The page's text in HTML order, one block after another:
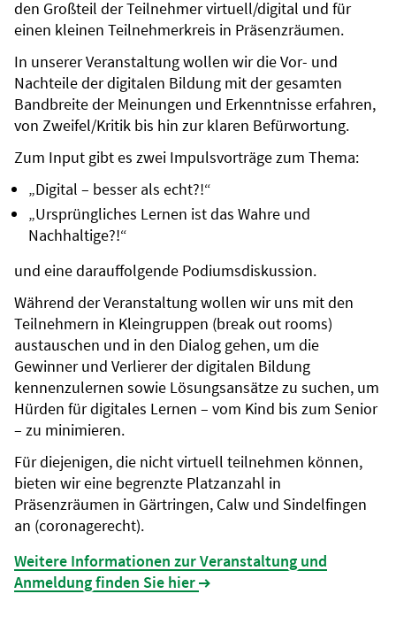
den Großteil der Teilnehmer virtuell/digital und für
einen kleinen Teilnehmerkreis in Präsenzräumen.
In unserer Veranstaltung wollen wir die Vor- und
Nachteile der digitalen Bildung mit der gesamten
Bandbreite der Meinungen und Erkenntnisse erfahren,
von Zweifel/Kritik bis hin zur klaren Befürwortung.
Zum Input gibt es zwei Impulsvorträge zum Thema:
„Digital – besser als echt?!“
„Ursprüngliches Lernen ist das Wahre und
Nachhaltige?!“
und eine darauffolgende Podiumsdiskussion.
Während der Veranstaltung wollen wir uns mit den
Teilnehmern in Kleingruppen (break out rooms)
austauschen und in den Dialog gehen, um die
Gewinner und Verlierer der digitalen Bildung
kennenzulernen sowie Lösungsansätze zu suchen, um
Hürden für digitales Lernen – vom Kind bis zum Senior
– zu minimieren.
Für diejenigen, die nicht virtuell teilnehmen können,
bieten wir eine begrenzte Platzanzahl in
Präsenzräumen in Gärtringen, Calw und Sindelfingen
an (coronagerecht).
Weitere Informationen zur Veranstaltung und
Anmeldung finden Sie hier